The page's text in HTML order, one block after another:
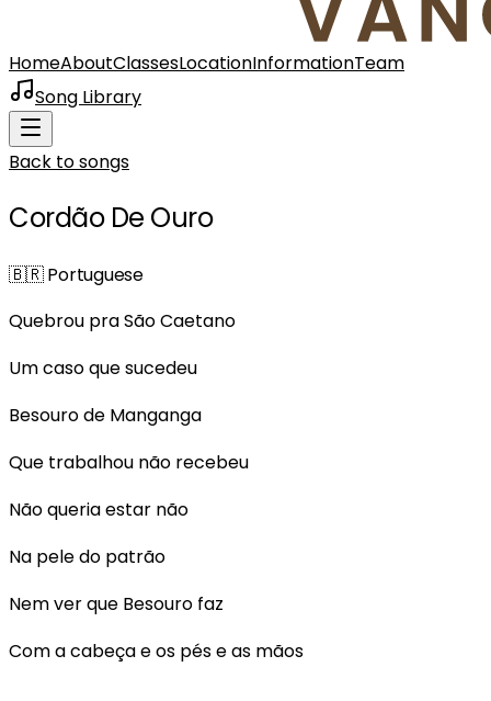
HomeAboutClassesLocationInformationTeam
Song Library
Back to songs
Cordão De Ouro
🇧🇷Portuguese
Quebrou pra São Caetano
Um caso que sucedeu
Besouro de Manganga
Que trabalhou não recebeu
Não queria estar não
Na pele do patrão
Nem ver que Besouro faz
Com a cabeça e os pés e as mãos